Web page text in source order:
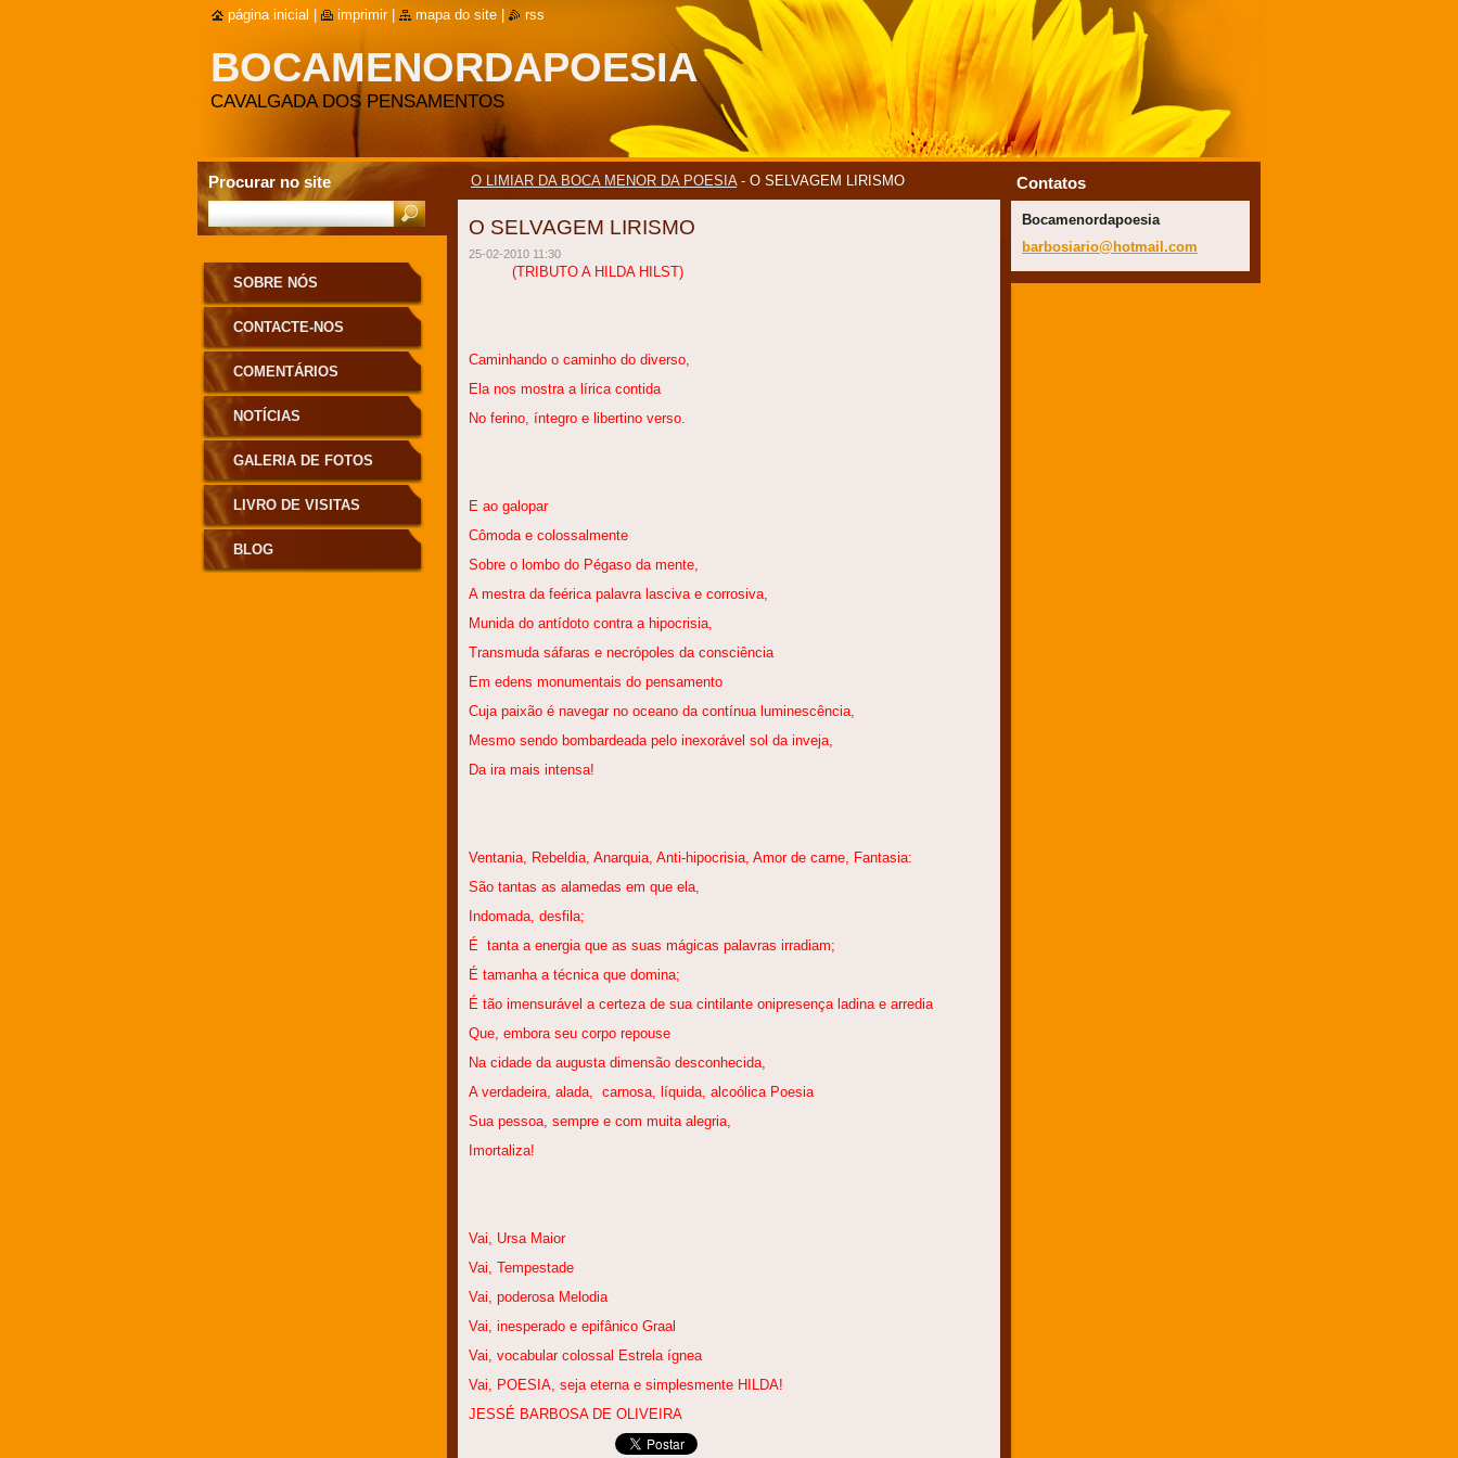
BOCAMENORDAPOESIA
CAVALGADA DOS PENSAMENTOS
O LIMIAR DA BOCA MENOR DA POESIA - O SELVAGEM LIRISMO
O SELVAGEM LIRISMO
25-02-2010 11:30
(TRIBUTO A HILDA HILST)
Caminhando o caminho do diverso,
Ela nos mostra a lírica contida
No ferino, íntegro e libertino verso.
E ao galopar
Cômoda e colossalmente
Sobre o lombo do Pégaso da mente,
A mestra da feérica palavra lasciva e corrosiva,
Munida do antídoto contra a hipocrisia,
Transmuda sáfaras e necrópoles da consciência
Em edens monumentais do pensamento
Cuja paixão é navegar no oceano da contínua luminescência,
Mesmo sendo bombardeada pelo inexorável sol da inveja,
Da ira mais intensa!
Ventania, Rebeldia, Anarquia, Anti-hipocrisia, Amor de carne, Fantasia:
São tantas as alamedas em que ela,
Indomada, desfila;
É tanta a energia que as suas mágicas palavras irradiam;
É tamanha a técnica que domina;
É tão imensurável a certeza de sua cintilante onipresença ladina e arredia
Que, embora seu corpo repouse
Na cidade da augusta dimensão desconhecida,
A verdadeira, alada, carnosa, líquida, alcoólica Poesia
Sua pessoa, sempre e com muita alegria,
Imortaliza!
Vai, Ursa Maior
Vai, Tempestade
Vai, poderosa Melodia
Vai, inesperado e epifânico Graal
Vai, vocabular colossal Estrela ígnea
Vai, POESIA, seja eterna e simplesmente HILDA!
JESSÉ BARBOSA DE OLIVEIRA
SOBRE NÓS
CONTACTE-NOS
COMENTÁRIOS
NOTÍCIAS
GALERIA DE FOTOS
LIVRO DE VISITAS
BLOG
Contatos
Bocamenordapoesia
barbosiario@hotmail.com
Procurar no site
página inicial imprimir mapa do site rss